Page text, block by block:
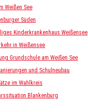
Weißen See
Süden
Kinderkrankenhaus Weißensee
in Weißensee
Grundschule am Weißen See
und Schulneubau
im Wahlkreis
Blankenburg